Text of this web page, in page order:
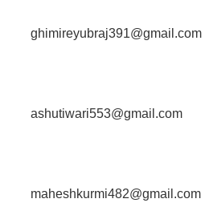
ghimireyubraj391@gmail.com
ashutiwari553@gmail.com
maheshkurmi482@gmail.com